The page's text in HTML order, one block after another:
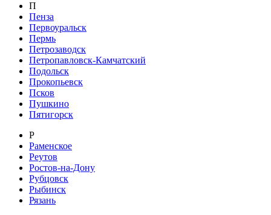
П
Пенза
Первоуральск
Пермь
Петрозаводск
Петропавловск-Камчатский
Подольск
Прокопьевск
Псков
Пушкино
Пятигорск
Р
Раменское
Реутов
Ростов-на-Дону
Рубцовск
Рыбинск
Рязань